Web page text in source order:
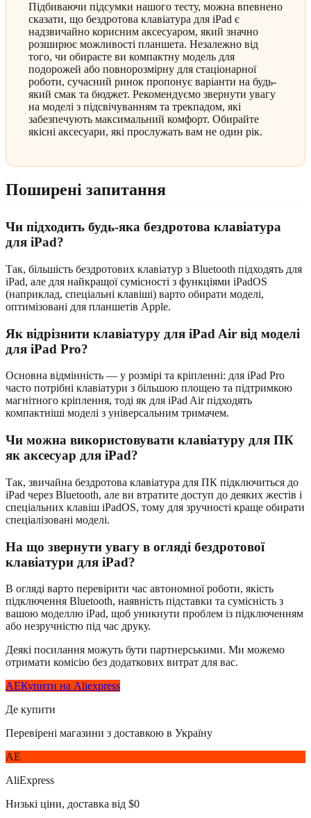
Підбиваючи підсумки нашого тесту, можна впевнено
сказати, що бездротова клавіатура для iPad є
надзвичайно корисним аксесуаром, який значно
розширює можливості планшета. Незалежно від
того, чи обираєте ви компактну модель для
подорожей або повнорозмірну для стаціонарної
роботи, сучасний ринок пропонує варіанти на будь-
який смак та бюджет. Рекомендуємо звернути увагу
на моделі з підсвічуванням та трекпадом, які
забезпечують максимальний комфорт. Обирайте
якісні аксесуари, які прослужать вам не один рік.
Поширені запитання
Чи підходить будь-яка бездротова клавіатура
для iPad?
Так, більшість бездротових клавіатур з Bluetooth підходять для
iPad, але для найкращої сумісності з функціями iPadOS
(наприклад, спеціальні клавіші) варто обирати моделі,
оптимізовані для планшетів Apple.
Як відрізнити клавіатуру для iPad Air від моделі
для iPad Pro?
Основна відмінність — у розмірі та кріпленні: для iPad Pro
часто потрібні клавіатури з більшою площею та підтримкою
магнітного кріплення, тоді як для iPad Air підходять
компактніші моделі з універсальним тримачем.
Чи можна використовувати клавіатуру для ПК
як аксесуар для iPad?
Так, звичайна бездротова клавіатура для ПК підключиться до
iPad через Bluetooth, але ви втратите доступ до деяких жестів і
спеціальних клавіш iPadOS, тому для зручності краще обирати
спеціалізовані моделі.
На що звернути увагу в огляді бездротової
клавіатури для iPad?
В огляді варто перевірити час автономної роботи, якість
підключення Bluetooth, наявність підставки та сумісність з
вашою моделлю iPad, щоб уникнути проблем із підключенням
або незручністю під час друку.
Деякі посилання можуть бути партнерськими. Ми можемо
отримати комісію без додаткових витрат для вас.
AEКупити на Aliexpress
Де купити
Перевірені магазини з доставкою в Україну
AE
AliExpress
Низькі ціни, доставка від $0